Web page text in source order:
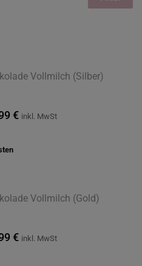
Vollmilch (Silber)
€ inkl. MwSt
Vollmilch (Gold)
€ inkl. MwSt